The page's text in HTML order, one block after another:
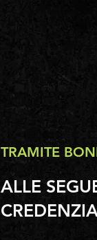
TRAMITE
ALLE